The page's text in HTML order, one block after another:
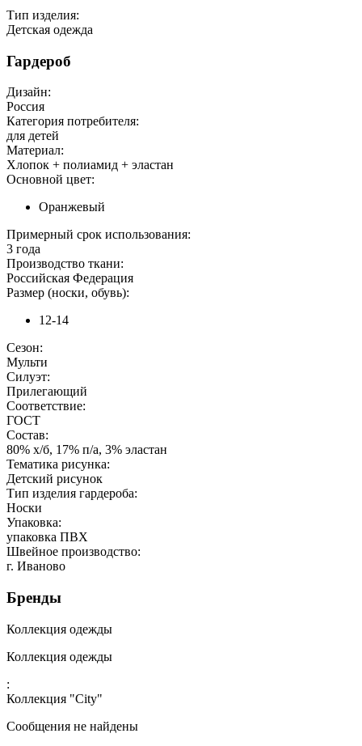
Тип изделия:
Детская одежда
Гардероб
Дизайн:
Россия
Категория потребителя:
для детей
Материал:
Хлопок + полиамид + эластан
Основной цвет:
Оранжевый
Примерный срок использования:
3 года
Производство ткани:
Российская Федерация
Размер (носки, обувь):
12-14
Сезон:
Мульти
Силуэт:
Прилегающий
Соответствие:
ГОСТ
Состав:
80% х/б, 17% п/а, 3% эластан
Тематика рисунка:
Детский рисунок
Тип изделия гардероба:
Носки
Упаковка:
упаковка ПВХ
Швейное производство:
г. Иваново
Бренды
Коллекция одежды
Коллекция одежды
:
Коллекция "City"
Сообщения не найдены